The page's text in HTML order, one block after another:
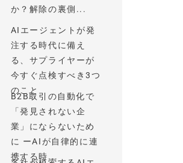
か？解除の裏側...
AIエージェントが発
注する時代に備え
る、サプライヤーが
今すぐ点検すべき3つ
のこと
B2B取引の自動化で
「発見されない企
業」にならないため
に ーAIが自律的に連
携する時...